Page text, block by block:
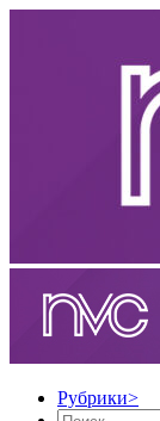
Рубрики>